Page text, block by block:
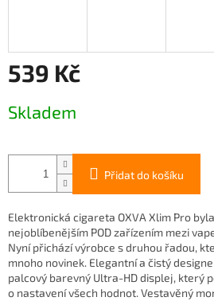
539 Kč
cena:
Skladem
Přidat do košíku
Elektronická cigareta OXVA Xlim Pro
nejoblíbenějším POD zařízením mezi
Nyní přichází výrobce s druhou řadou,
mnoho novinek. Elegantní a čistý
palcový barevný Ultra-HD displej, který
o nastavení všech hodnot. Vestavěný